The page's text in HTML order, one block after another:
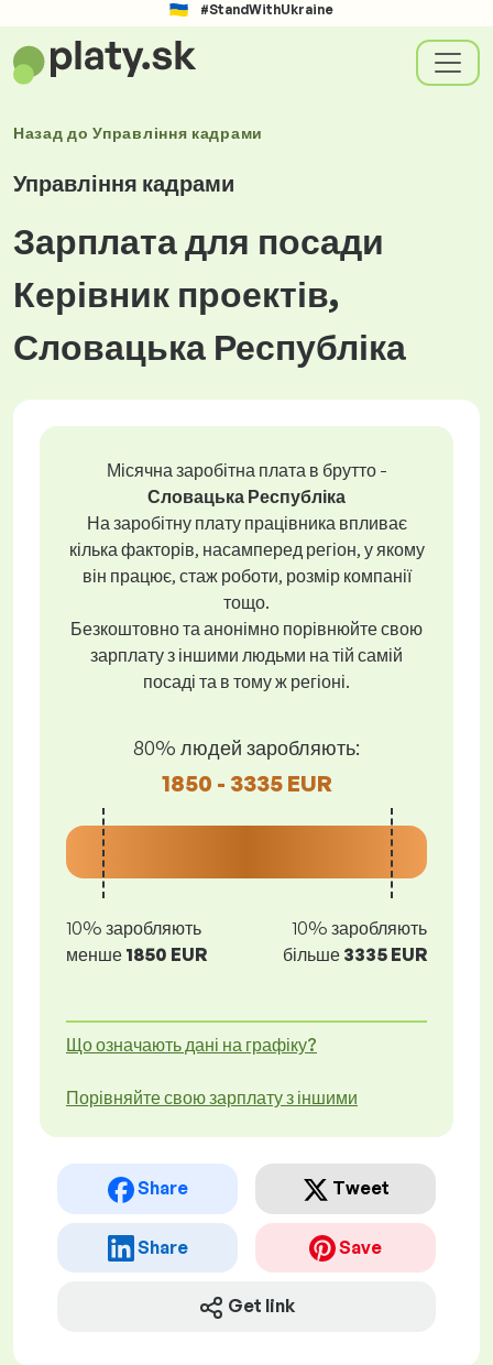
#StandWithUkraine
Назад доУправління кадрами
Управління кадрами
Зарплата для посади
Керівник проектів,
Словацька Республіка
Місячна заробітна плата в брутто -
Словацька Республіка
На заробітну плату працівника впливає
кілька факторів, насамперед регіон, у якому
він працює, стаж роботи, розмір компанії
тощо.
Безкоштовно та анонімно порівнюйте свою
зарплату з іншими людьми на тій самій
посаді та в тому ж регіоні.
80% людей заробляють:
1850 - 3335 EUR
10% заробляють
менше 1850 EUR
10% заробляють
більше 3335 EUR
Що означають дані на графіку?
Порівняйте свою зарплату з іншими
Share Tweet
Share Save
Get link